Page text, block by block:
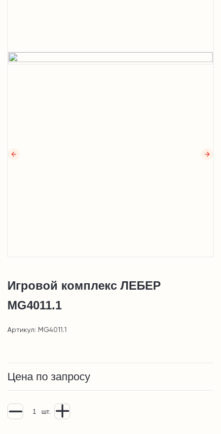
Игровой комплекс ЛЕБЕР
MG4011.1
Артикул: MG4011.1
Цена по запросу
шт.